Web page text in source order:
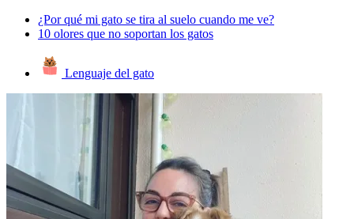
¿Por qué mi gato se tira al suelo cuando me ve?
10 olores que no soportan los gatos
Lenguaje del gato